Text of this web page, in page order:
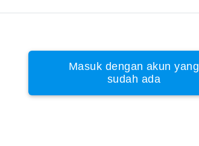
Masuk dengan akun yang
sudah ada